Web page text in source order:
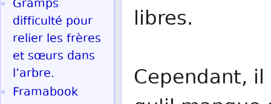
libres.
Cependant,
Gramps
difficulté pour
relier les frères
et sœurs dans
l’arbre.
Framabook